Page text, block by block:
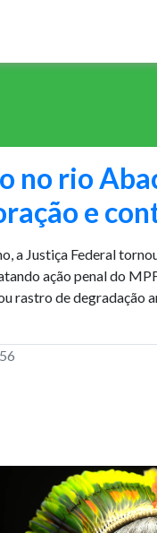
no rio
e
a Justiça Federal
ação penal do
rastro de degradação